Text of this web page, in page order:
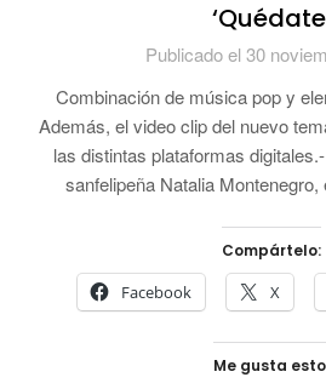
Publicado el 30
Combinación de música pop y
Además, el video clip del nuevo
las distintas plataformas
sanfelipeña Natalia
Compártelo:
Facebook X
Me gusta